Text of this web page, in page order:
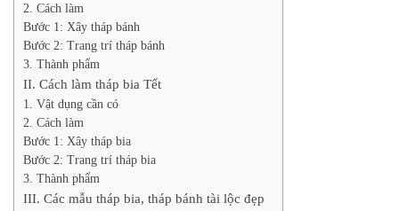
2. Cách làm
Bước 1: Xây tháp bánh
Bước 2: Trang trí tháp bánh
3. Thành phẩm
II. Cách làm tháp bia Tết
1. Vật dụng cần có
2. Cách làm
Bước 1: Xây tháp bia
Bước 2: Trang trí tháp bia
3. Thành phẩm
III. Các mẫu tháp bia, tháp bánh tài lộc đẹp